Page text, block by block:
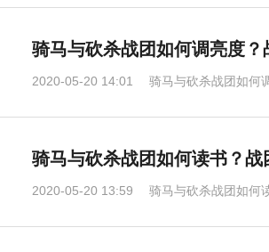
骑马与砍杀战团如何调亮度
2020-05-20 14:01 骑马与砍杀战团如何
骑马与砍杀战团如何读书？战
2020-05-20 13:59 骑马与砍杀战团如何